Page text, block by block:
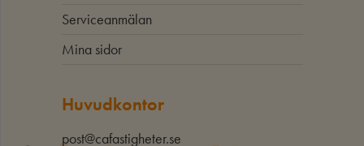
Serviceanmälan
Mina sidor
Huvudkontor
post@cafastigheter.se